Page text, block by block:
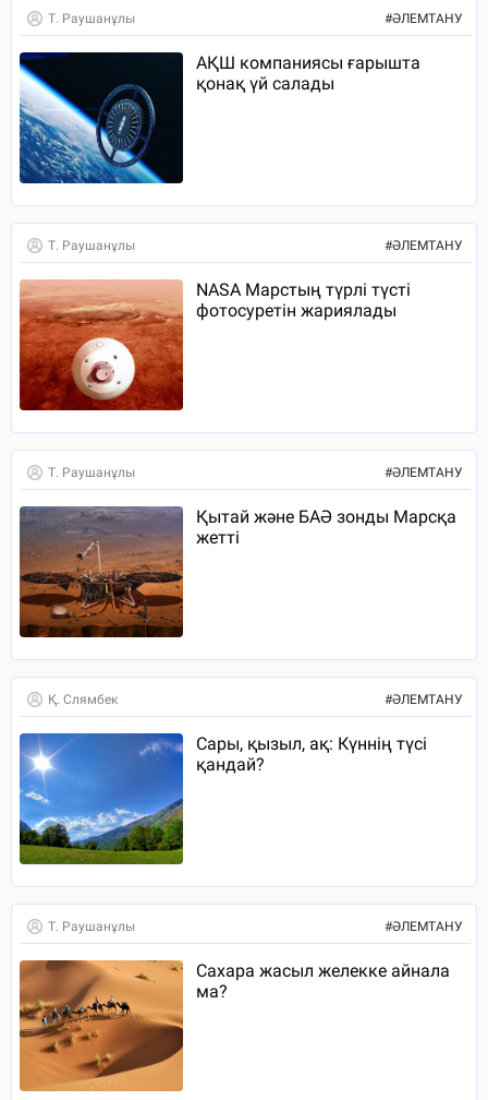
Т. Раушанұлы #ӘЛЕМТАНУ
АҚШ компаниясы ғарышта
қонақ үй салады
Т. Раушанұлы #ӘЛЕМТАНУ
NASA Марстың түрлі түсті
фотосуретін жариялады
Т. Раушанұлы #ӘЛЕМТАНУ
Қытай және БАӘ зонды Марсқа
жетті
Қ. Слямбек #ӘЛЕМТАНУ
Сары, қызыл, ақ: Күннің түсі
қандай?
Т. Раушанұлы #ӘЛЕМТАНУ
Сахара жасыл желекке айнала
ма?